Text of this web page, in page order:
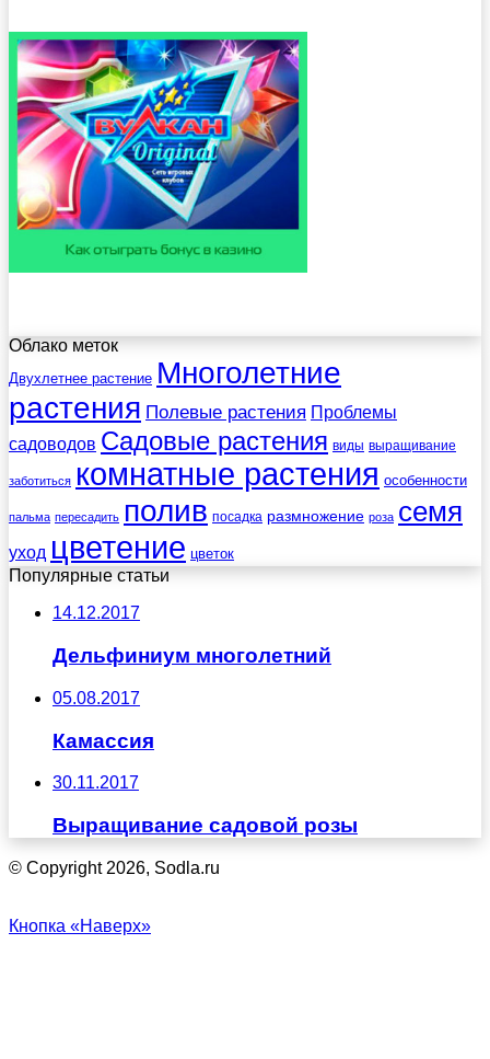
Облако меток
Двухлетнее растение Многолетние
растения Полевые растения Проблемы
садоводов Садовые растения виды выращивание
заботиться комнатные растения особенности
пальма пересадить полив посадка размножение роза семя
уход цветение цветок
Популярные статьи
14.12.2017
Дельфиниум многолетний
05.08.2017
Камассия
30.11.2017
Выращивание садовой розы
© Copyright 2026, Sodla.ru
Кнопка «Наверх»